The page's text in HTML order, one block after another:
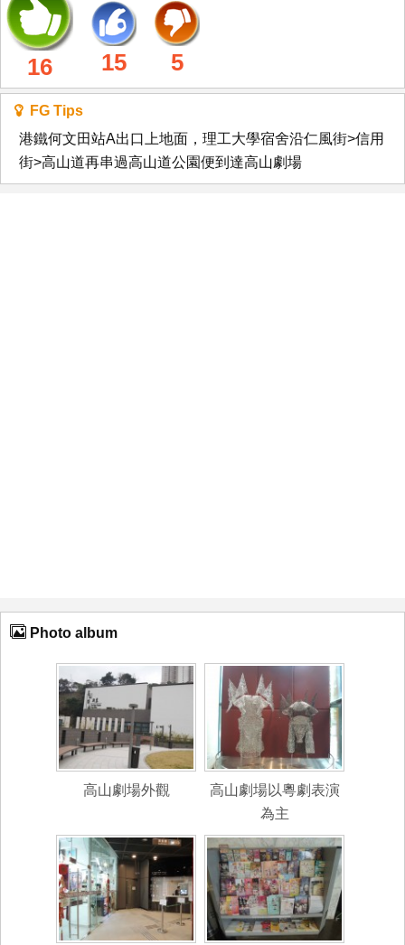
16 15 5
FG Tips
港鐵何文田站A出口上地面，理工大學宿舍沿仁風街>信用
街>高山道再串過高山道公園便到達高山劇場
Photo album
高山劇場外觀
高山劇場以粵劇表演
為主